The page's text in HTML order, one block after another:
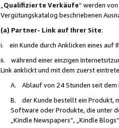
Qualifizierte Verkäufe“ werden
Vergütungskatalog beschriebenen
(a) Partner- Link auf Ihrer Site:
i. ein Kunde durch Anklicken eines auf
ii. während einer einzigen
Link anklickt und mit dem zuerst
A. Ablauf von 24 Stunden seit dem
B. der Kunde bestellt ein Produkt,
Software oder Produkte, die unter
„Kindle Newspapers“, „Kindle